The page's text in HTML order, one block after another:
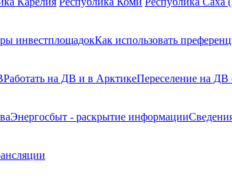
инвестплощадокКак использовать
Работать на ДВ и в АрктикеПереселение на ДВ
Энергосбыт - раскрытие информации